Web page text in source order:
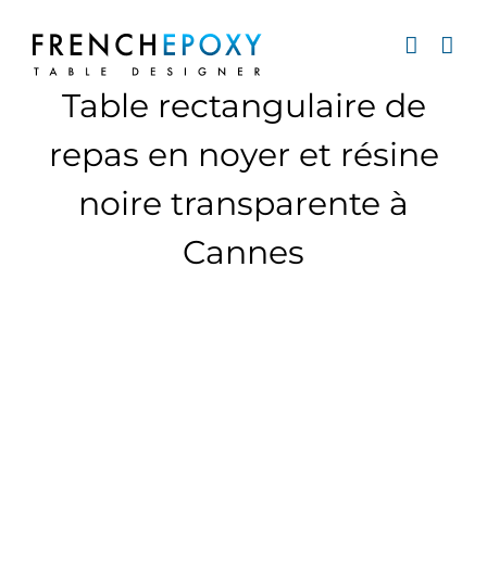
contenu
Table rectangulaire de
repas en noyer et résine
noire transparente à
Cannes